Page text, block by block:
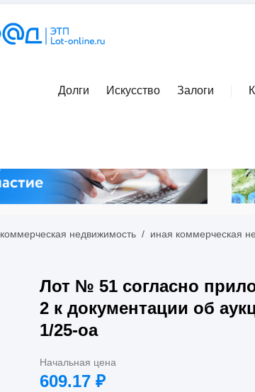
Долги Искусство Залоги
коммерческая недвижимость / иная коммерческая
Лот № 51 согласно
2 к документации об
1/25-оа
Начальная цена
609.17 ₽